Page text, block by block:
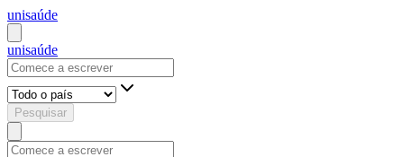
unisaúde
unisaúde
Pesquisar